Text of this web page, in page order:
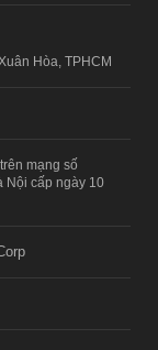
Hòa, TPHCM
mạng số
Nội cấp ngày 10